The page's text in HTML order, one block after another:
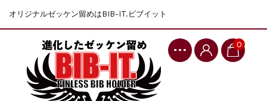
オリジナルゼッケン留めはBIB-IT.ビブイット
0
events
2025.10.1